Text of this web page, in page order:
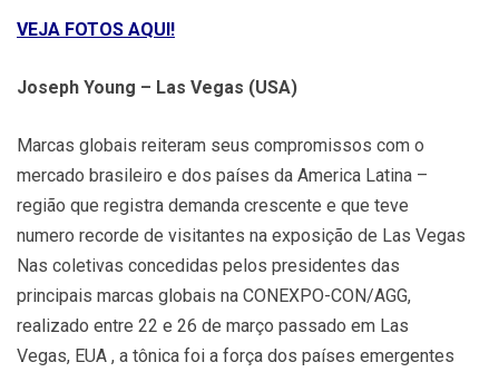
VEJA FOTOS AQUI!
Joseph Young – Las Vegas (USA)
Marcas globais reiteram seus compromissos com o
mercado brasileiro e dos países da America Latina –
região que registra demanda crescente e que teve
numero recorde de visitantes na exposição de Las Vegas
Nas coletivas concedidas pelos presidentes das
principais marcas globais na CONEXPO-CON/AGG,
realizado entre 22 e 26 de março passado em Las
Vegas, EUA , a tônica foi a força dos países emergentes